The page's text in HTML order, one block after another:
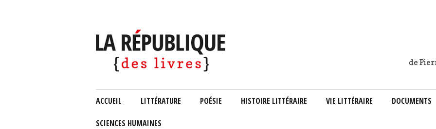
de
ACCUEIL LITTÉRATURE POÉSIE HISTOIRE LITTÉRAIRE VIE LITTÉRAIRE DOCUMENTS
SCIENCES HUMAINES